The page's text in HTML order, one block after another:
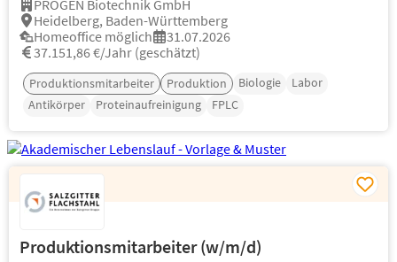
PROGEN Biotechnik GmbH
Heidelberg, Baden-Württemberg
Homeoffice möglich
31.07.2026
37.151,86 €/Jahr (geschätzt)
Produktionsmitarbeiter Produktion Biologie
Labor
Antikörper
Proteinaufreinigung FPLC
Produktionsmitarbeiter (w/m/d)